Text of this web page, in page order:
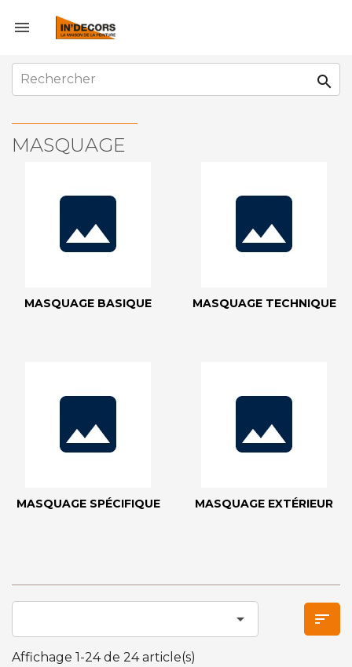


MASQUAGE
MASQUAGE BASIQUE MASQUAGE TECHNIQUE
MASQUAGE SPÉCIFIQUE MASQUAGE EXTÉRIEUR
 
Affichage 1-24 de 24 article(s)